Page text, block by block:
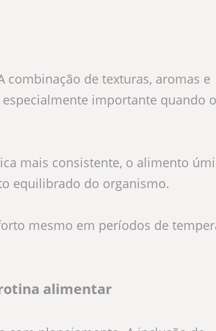
de texturas, aromas e
importante quando
mais consistente, o alimento
equilibrado do organismo.
mesmo em períodos de
alimentar